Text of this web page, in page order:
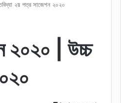
২য় পত্র সাজেশন ২০২০
২০২০ | উচ্চ